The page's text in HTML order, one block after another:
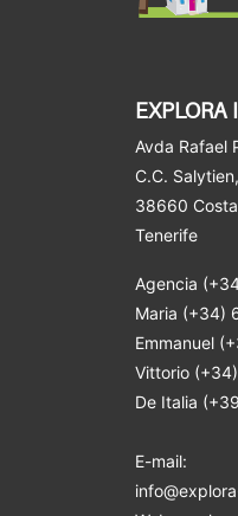
EXPLORA
Avda Rafael
C.C.
38660
Tenerife
Agencia
Maria (+34)
Emmanuel
Vittorio
De Italia
E-mail: